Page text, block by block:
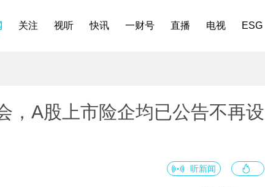
关注 视听 快讯 一财号 直播 电视 ESG
，A股上市险企均已公告不再设
听新闻